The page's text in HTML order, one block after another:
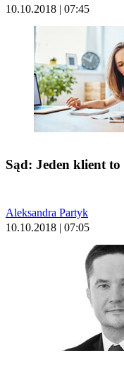
10.10.2018 | 07:45
Sąd: Jeden klient to
Aleksandra Partyk
10.10.2018 | 07:05